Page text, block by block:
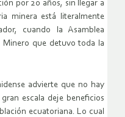
por 20 años, sin llegar a
minera está literalmente
cuando la Asamblea
que detuvo toda la
advierte que no hay
escala deje beneficios
ecuatoriana. Lo cual